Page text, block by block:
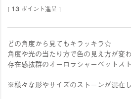
[ 13 ポイント進呈 ]
どの角度から見てもキラッキラ☆
角度や光の当たり方で色の見え方が変
存在感抜群のオーロラシャーベットスト
※様々な形やサイズのストーンが混在し